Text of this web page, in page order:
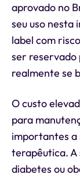
aprovado no
seu uso
label com
ser reservado
realmente se
O custo
para
importantes a
terapêutica. A
diabetes ou